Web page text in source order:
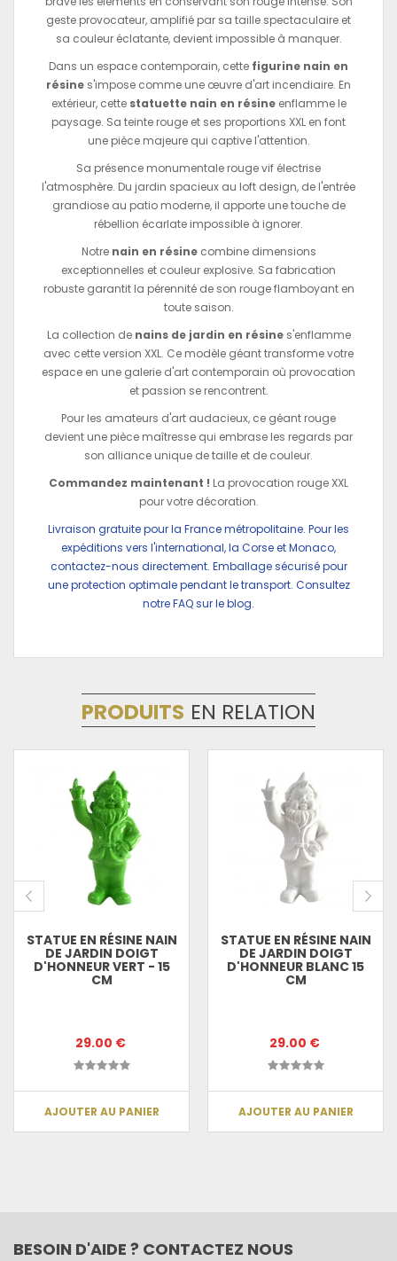
geste provocateur, amplifié par sa taille spectaculaire et
sa couleur éclatante, devient impossible à manquer.
Dans un espace contemporain, cette figurine nain en
résine s'impose comme une œuvre d'art incendiaire. En
extérieur, cette statuette nain en résineenflamme le
paysage. Sa teinte rouge et ses proportions XXL en font
une pièce majeure qui captive l'attention.
Sa présence monumentale rouge vif électrise
l'atmosphère. Du jardin spacieux au loft design, de l'entrée
grandiose au patio moderne, il apporte une touche de
rébellion écarlate impossible à ignorer.
Notre nain en résinecombine dimensions
exceptionnelles et couleur explosive. Sa fabrication
robuste garantit la pérennité de son rouge flamboyant en
toute saison.
La collection de nains de jardin en résines'enflamme
avec cette version XXL. Ce modèle géant transforme votre
espace en une galerie d'art contemporain où provocation
et passion se rencontrent.
Pour les amateurs d'art audacieux, ce géant rouge
devient une pièce maîtresse qui embrase les regards par
son alliance unique de taille et de couleur.
Commandez maintenant ! La provocation rouge XXL
pour votre décoration.
Livraison gratuite pour la France métropolitaine. Pour les
expéditions vers l'international, la Corse et Monaco,
contactez-nous directement. Emballage sécurisé pour
une protection optimale pendant le transport. Consultez
notre FAQ sur le blog.
PRODUITS EN RELATION
STATUE EN RÉSINE NAIN
DE JARDIN DOIGT
D'HONNEUR VERT - 15
CM
29.00 €
AJOUTER AU PANIER
STATUE EN RÉSINE NAIN
DE JARDIN DOIGT
D'HONNEUR BLANC 15
CM
29.00 €
AJOUTER AU PANIER
BESOIN D'AIDE ? CONTACTEZ NOUS